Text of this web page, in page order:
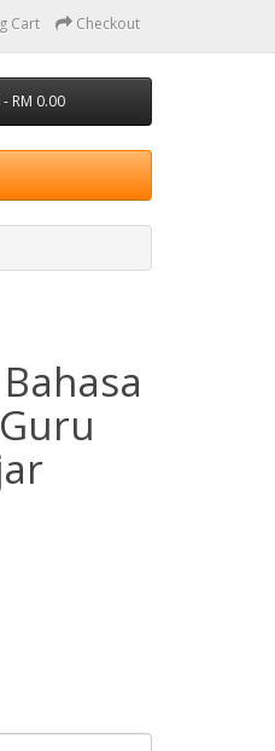
Cart Checkout
RM 0.00